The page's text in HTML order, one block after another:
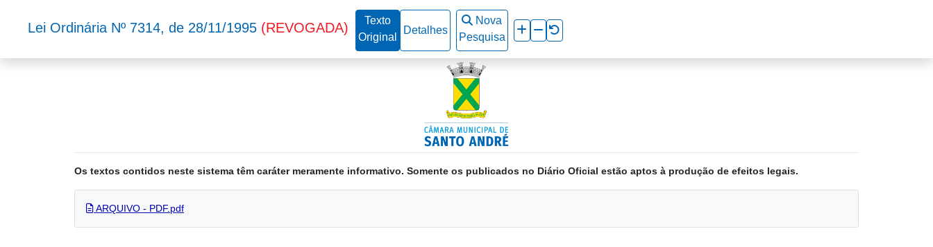
Os textos contidos neste sistema têm caráter meramente informativo. Somente os publicados no Diário Oficial estão aptos à produção de efeitos legais.
Lei Ordinária Nº 7314, de 28/11/1995 (REVOGADA)
Texto
Original
Detalhes
Nova
Pesquisa
ARQUIVO - PDF.pdf